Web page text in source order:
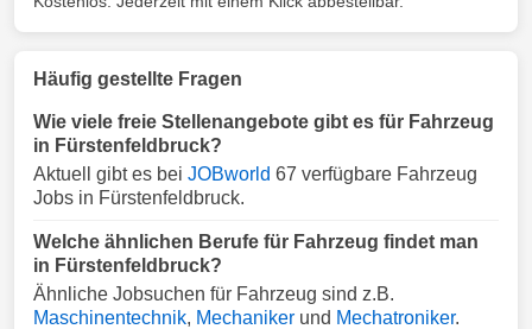
Häufig gestellte Fragen
Wie viele freie Stellenangebote gibt es für Fahrzeug
in Fürstenfeldbruck?
Aktuell gibt es bei JOBworld 67 verfügbare Fahrzeug
Jobs in Fürstenfeldbruck.
Welche ähnlichen Berufe für Fahrzeug findet man
in Fürstenfeldbruck?
Ähnliche Jobsuchen für Fahrzeug sind z.B.
Maschinentechnik, Mechaniker und Mechatroniker.